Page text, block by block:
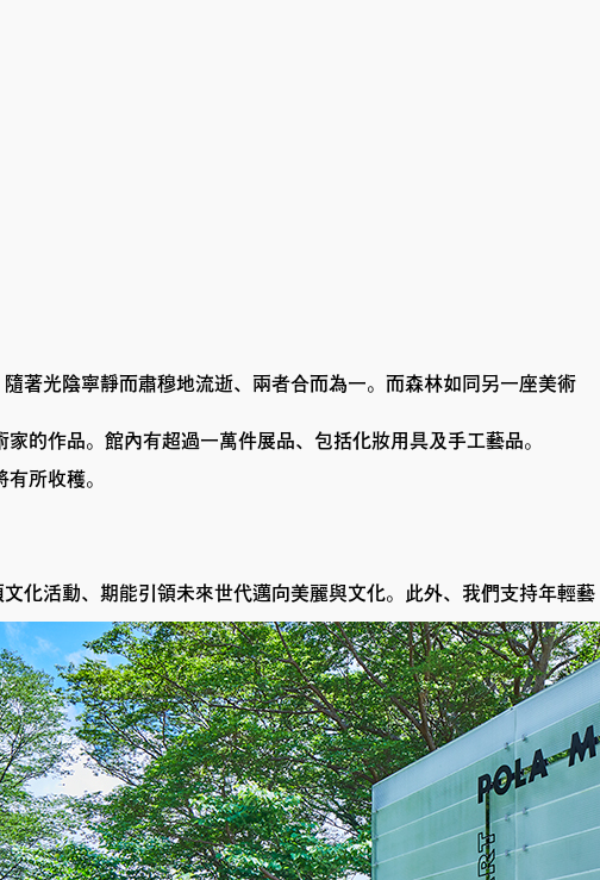
著光陰寧靜而肅穆地流逝、兩者合而為一。而森林如同另一座美術
的作品。館內有超過一萬件展品、包括化妝用具及手工藝品。
所收穫。
化活動、期能引領未來世代邁向美麗與文化。此外、我們支持年輕藝